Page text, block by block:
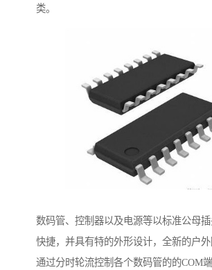
类。
数码管、控制器以及电源等以标准公母
快捷，并具有特的外形设计，全新的户
通过分时轮流控制各个数码管的的COM